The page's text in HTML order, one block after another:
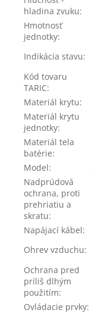
hladina zvuku:
Hmotnosť
jednotky:
Indikácia stavu:
Kód tovaru
TARIC:
Materiál krytu:
Materiál krytu
jednotky:
Materiál tela
batérie:
Model:
Nadprúdová
ochrana, proti
prehriatiu a
skratu:
Napájací kábel:
Ohrev vzduchu:
Ochrana pred
príliš dlhým
použitím:
Ovládacie prvky: